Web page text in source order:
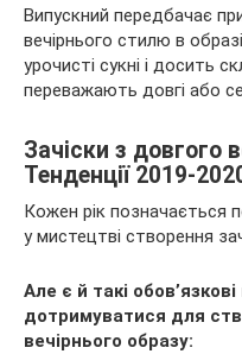
Випускний передбачає
вечірнього стилю в
урочисті сукні і досить
переважають довгі або
Зачіски з довгого
Тенденції 2019-
Кожен рік позначається
у мистецтві створення
Але є й такі
дотримуватися для
вечірнього образу: